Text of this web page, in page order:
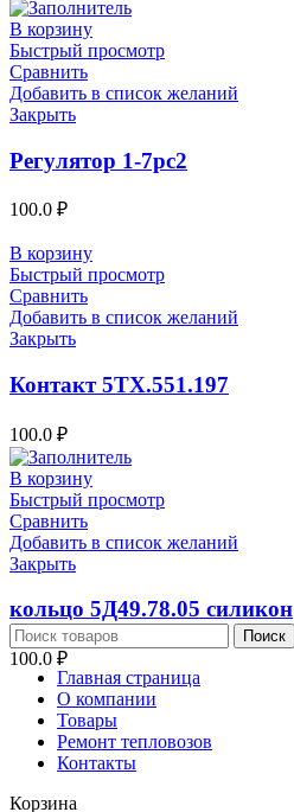
В корзину
Быстрый просмотр
Сравнить
Добавить в список желаний
Закрыть
Регулятор 1-7рс2
100.0 ₽
В корзину
Быстрый просмотр
Сравнить
Добавить в список желаний
Закрыть
Контакт 5ТХ.551.197
100.0 ₽
В корзину
Быстрый просмотр
Сравнить
Добавить в список желаний
Закрыть
кольцо 5Д49.78.05 силикон
100.0 ₽
Поиск
Главная страница
О компании
Товары
Ремонт тепловозов
Контакты
Корзина